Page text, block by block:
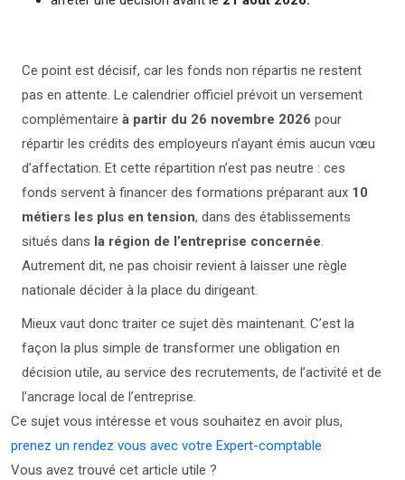
Ce point est décisif, car les fonds non répartis ne restent
pas en attente. Le calendrier officiel prévoit un versement
complémentaire à partir du 26 novembre 2026 pour
répartir les crédits des employeurs n’ayant émis aucun vœu
d’affectation. Et cette répartition n’est pas neutre : ces
fonds servent à financer des formations préparant aux 10
métiers les plus en tension, dans des établissements
situés dans la région de l’entreprise concernée.
Autrement dit, ne pas choisir revient à laisser une règle
nationale décider à la place du dirigeant.
Mieux vaut donc traiter ce sujet dès maintenant. C’est la
façon la plus simple de transformer une obligation en
décision utile, au service des recrutements, de l’activité et de
l’ancrage local de l’entreprise.
Ce sujet vous intéresse et vous souhaitez en avoir plus,
prenez un rendez vous avec votre Expert-comptable
Vous avez trouvé cet article utile ?